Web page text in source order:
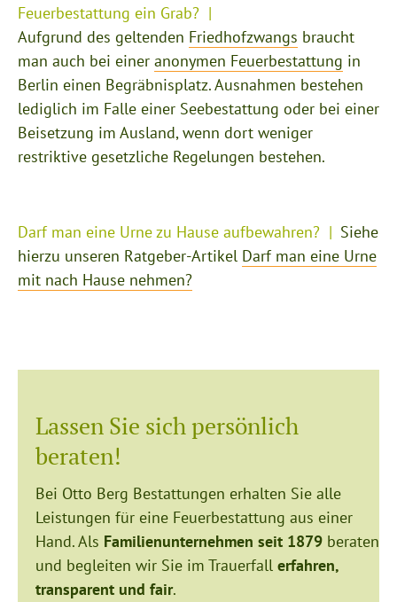
Feuerbestattung ein Grab?
Aufgrund des geltenden Friedhofzwangs braucht
man auch bei einer anonymen Feuerbestattung in
Berlin einen Begräbnisplatz. Ausnahmen bestehen
lediglich im Falle einer Seebestattung oder bei einer
Beisetzung im Ausland, wenn dort weniger
restriktive gesetzliche Regelungen bestehen.
Darf man eine Urne zu Hause aufbewahren?
Siehe
hierzu unseren Ratgeber-Artikel Darf man eine Urne
mit nach Hause nehmen?
Lassen Sie sich persönlich
beraten!
Bei Otto Berg Bestattungen erhalten Sie alle
Leistungen für eine Feuerbestattung aus einer
Hand. Als Familienunternehmen seit 1879 beraten
und begleiten wir Sie im Trauerfall erfahren,
transparent und fair.